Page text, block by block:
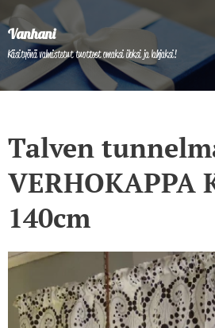
Vanhani
Käsityönä valmistetut tuotteet omaksi iloksi ja lahjaksi!
Talven
VERHOKAPPA
140cm